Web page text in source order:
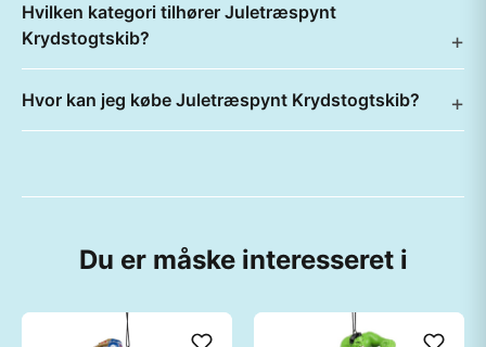
Hvilken kategori tilhører Juletræspynt
Krydstogtskib?
Hvor kan jeg købe Juletræspynt Krydstogtskib?
Du er måske interesseret i